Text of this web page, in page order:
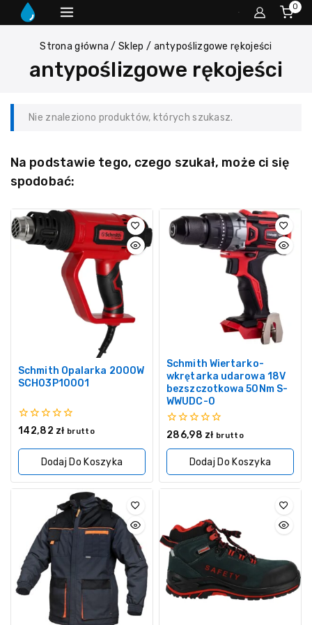
0
Strona główna / Sklep / antypoślizgowe rękojeści
antypoślizgowe rękojeści
Nie znaleziono produktów, których szukasz.
Na podstawie tego, czego szukał, może ci się
spodobać:
Schmith Opalarka 2000W
SCH03P10001
0
5
142,82 zł brutto
Dodaj Do Koszyka
Schmith Wiertarko-
wkrętarka udarowa 18V
bezszczotkowa 50Nm S-
WWUDC-0
0
5
286,98 zł brutto
Dodaj Do Koszyka